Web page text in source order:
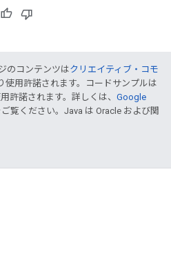
のコンテンツはクリエイティブ・コモ
使用許諾されます。コードサンプルは
許諾されます。詳しくは、 Google
ご覧ください。Java は Oracle および関